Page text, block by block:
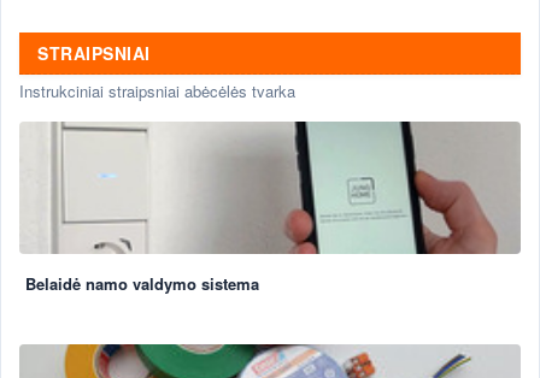
STRAIPSNIAI
Instrukciniai straipsniai abėcėlės tvarka
Belaidė namo valdymo sistema